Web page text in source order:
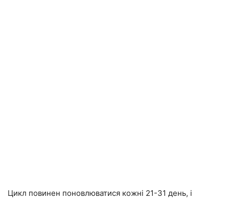
Цикл повинен поновлюватися кожні 21-31 день, і